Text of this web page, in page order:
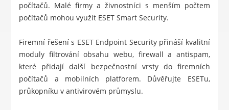
počítačů. Malé firmy a živnostníci s menším počtem
počítačů mohou využít ESET Smart Security.
Firemní řešení s ESET Endpoint Security přináší kvalitní
moduly filtrování obsahu webu, firewall a antispam,
které přidají další bezpečnostní vrsty do firemních
počítačů a mobilních platforem. Důvěřujte ESETu,
průkopníku v antivirovém průmyslu.